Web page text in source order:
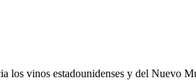
los vinos estadounidenses y del Nuevo